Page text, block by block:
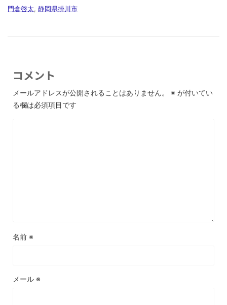
門倉啓太, 静岡県掛川市
コメント
メールアドレスが公開されることはありません。 ※ が付いてい
る欄は必須項目です
名前 ※
メール ※